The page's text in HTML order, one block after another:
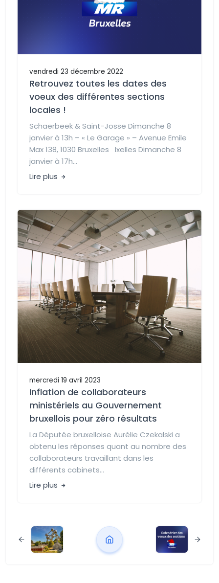
vendredi 23 décembre 2022
Retrouvez toutes les dates des
voeux des différentes sections
locales !
Schaerbeek & Saint-Josse Dimanche 8
janvier à 13h – « Le Garage » – Avenue Emile
Max 138, 1030 Bruxelles Ixelles Dimanche 8
janvier à 17h...
Lire plus
mercredi 19 avril 2023
Inflation de collaborateurs
ministériels au Gouvernement
bruxellois pour zéro résultats
La Députée bruxelloise Aurélie Czekalski a
obtenu les réponses quant au nombre des
collaborateurs travaillant dans les
différents cabinets...
Lire plus